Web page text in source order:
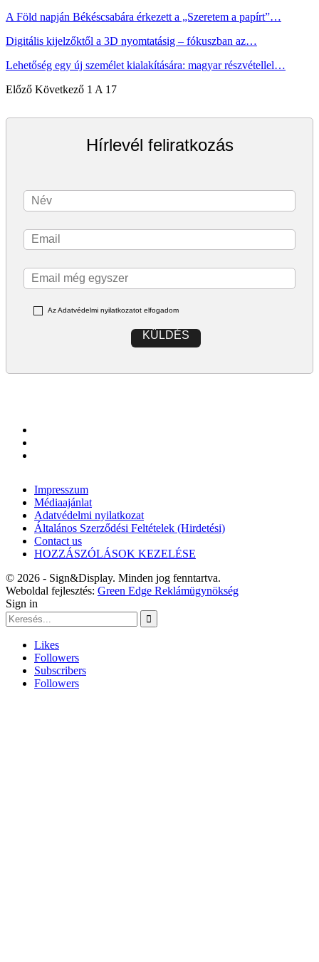
A Föld napján Békéscsabára érkezett a „Szeretem a papírt”…
Digitális kijelzőktől a 3D nyomtatásig – fókuszban az…
Lehetőség egy új személet kialakítására: magyar részvétellel…
Előző Következő 1 A 17
Hírlevél feliratkozás
Az Adatvédelmi nyilatkozatot elfogadom
KÜLDÉS
Impresszum
Médiaajánlat
Adatvédelmi nyilatkozat
Általános Szerződési Feltételek (Hirdetési)
Contact us
HOZZÁSZÓLÁSOK KEZELÉSE
© 2026 - Sign&Display. Minden jog fenntartva.
Weboldal fejlesztés: Green Edge Reklámügynökség
Sign in
Likes
Followers
Subscribers
Followers